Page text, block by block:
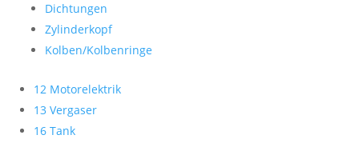
Dichtungen
Zylinderkopf
Kolben/Kolbenringe
12 Motorelektrik
13 Vergaser
16 Tank